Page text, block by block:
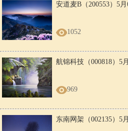
安道麦B（200553）5
1052
航锦科技（000818）5
969
东南网架（002135）5